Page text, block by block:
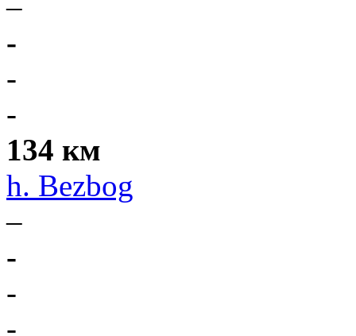
–
-
-
-
134 км
h. Bezbog
–
-
-
-